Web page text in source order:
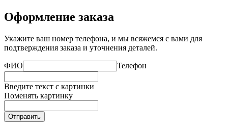
Оформление заказа
Укажите ваш номер телефона, и мы всяжемся с вами для
подтверждения заказа и уточнения деталей.
ФИО Телефон
Введите текст с картинки
Поменять картинку
Отправить